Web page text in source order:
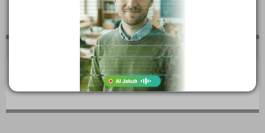
Textilní a obuvnické
Umělecké